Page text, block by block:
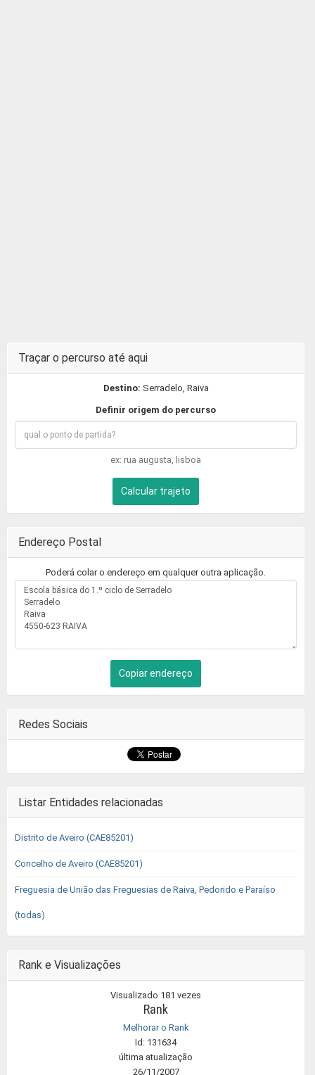
Traçar o percurso até aqui
Destino: Serradelo, Raiva
Definir origem do percurso
ex: rua augusta, lisboa
Calcular trajeto
Endereço Postal
Poderá colar o endereço em qualquer outra aplicação.
Copiar endereço
Redes Sociais
Listar Entidades relacionadas
Distrito de Aveiro (CAE85201)
Concelho de Aveiro (CAE85201)
Freguesia de União das Freguesias de Raiva, Pedorido e Paraíso
(todas)
Rank e Visualizações
Visualizado 181 vezes
Rank
Melhorar o Rank
Id: 131634
última atualização
26/11/2007